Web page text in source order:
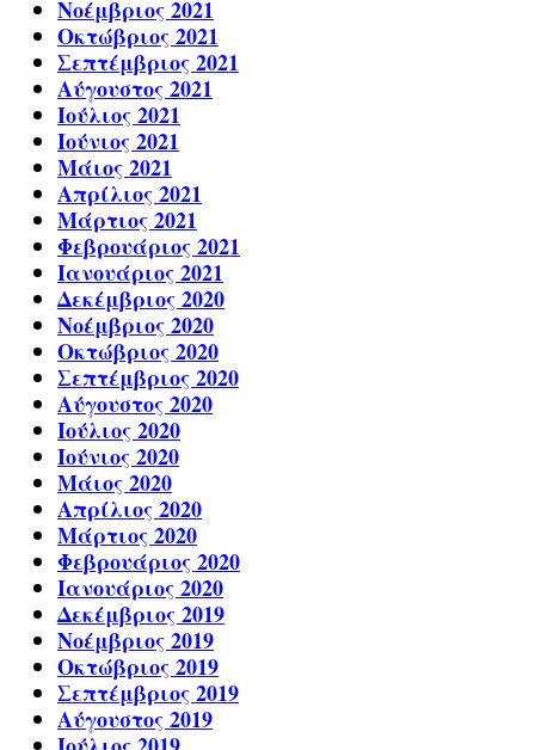
Νοέμβριος 2021
Οκτώβριος 2021
Σεπτέμβριος 2021
Αύγουστος 2021
Ιούλιος 2021
Ιούνιος 2021
Μάιος 2021
Απρίλιος 2021
Μάρτιος 2021
Φεβρουάριος 2021
Ιανουάριος 2021
Δεκέμβριος 2020
Νοέμβριος 2020
Οκτώβριος 2020
Σεπτέμβριος 2020
Αύγουστος 2020
Ιούλιος 2020
Ιούνιος 2020
Μάιος 2020
Απρίλιος 2020
Μάρτιος 2020
Φεβρουάριος 2020
Ιανουάριος 2020
Δεκέμβριος 2019
Νοέμβριος 2019
Οκτώβριος 2019
Σεπτέμβριος 2019
Αύγουστος 2019